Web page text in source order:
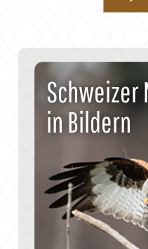
Schweizer
in Bildern